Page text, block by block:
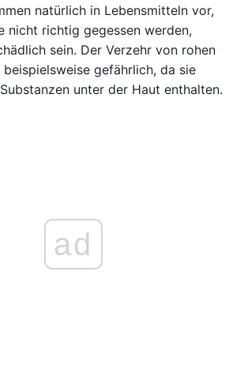
natürlich in Lebensmitteln vor,
nicht richtig gegessen werden,
sein. Der Verzehr von rohen
gefährlich, da sie
unter der Haut enthalten.
ad